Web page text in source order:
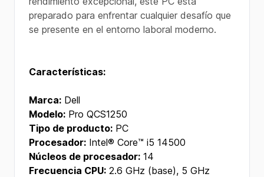
preparado para enfrentar cualquier desafío que
se presente en el entorno laboral moderno.
Características:
Marca: Dell
Modelo: Pro QCS1250
Tipo de producto: PC
Procesador: Intel® Core™ i5 14500
Núcleos de procesador: 14
Frecuencia CPU: 2.6 GHz (base), 5 GHz